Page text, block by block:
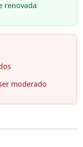
renovada
moderado